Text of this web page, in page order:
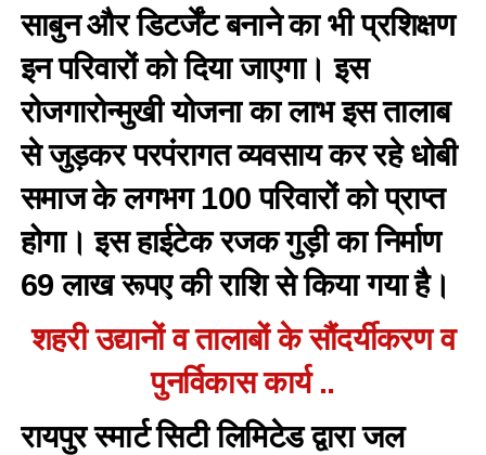
साबुन और डिटर्जेंट बनाने का भी प्रशिक्षण
इन परिवारों को दिया जाएगा। इस
रोजगारोन्मुखी योजना का लाभ इस तालाब
से जुड़कर परपंरागत व्यवसाय कर रहे धोबी
समाज के लगभग 100 परिवारों को प्राप्त
होगा। इस हाईटेक रजक गुड़ी का निर्माण
69 लाख रूपए की राशि से किया गया है।
शहरी उद्यानों व तालाबों के सौंदर्यीकरण व
पुनर्विकास कार्य ..
रायपुर स्मार्ट सिटी लिमिटेड द्वारा जल